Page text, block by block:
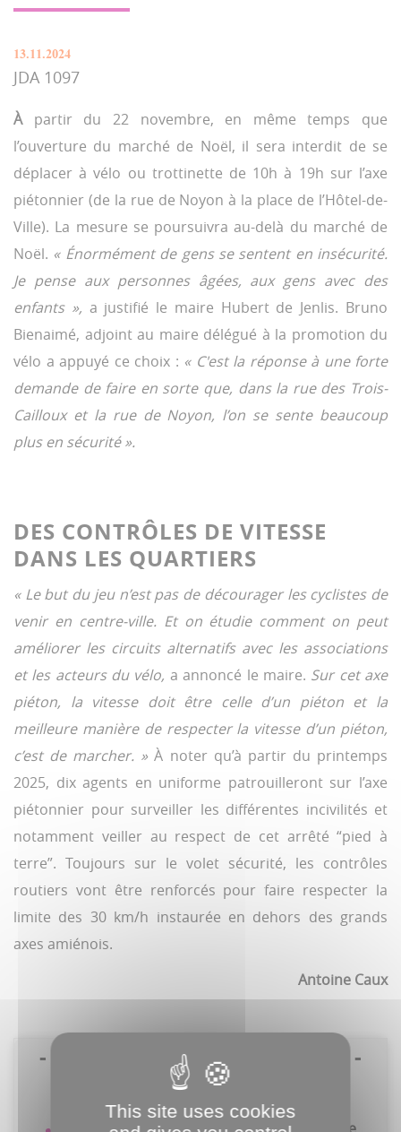
13.11.2024
JDA 1097
Àpartir du 22 novembre, en même temps que
l’ouverture du marché de Noël, il sera interdit de se
déplacer à vélo ou trottinette de 10h à 19h sur l’axe
piétonnier (de la rue de Noyon à la place de l’Hôtel-de-
Ville). La mesure se poursuivra au-delà du marché de
Noël. « Énormément de gens se sentent en insécurité.
Je pense aux personnes âgées, aux gens avec des
enfants », a justifié le maire Hubert de Jenlis. Bruno
Bienaimé, adjoint au maire délégué à la promotion du
vélo a appuyé ce choix : « C'est la réponse à une forte
demande de faire en sorte que, dans la rue des Trois-
Cailloux et la rue de Noyon, l’on se sente beaucoup
plus en sécurité ».
DES CONTRÔLES DE VITESSE
DANS LES QUARTIERS
« Le but du jeu n’est pas de décourager les cyclistes de
venir en centre-ville. Et on étudie comment on peut
améliorer les circuits alternatifs avec les associations
et les acteurs du vélo, a annoncé le maire. Sur cet axe
piéton, la vitesse doit être celle d’un piéton et la
meilleure manière de respecter la vitesse d’un piéton,
c’est de marcher. »À noter qu’à partir du printemps
2025, dix agents en uniforme patrouilleront sur l’axe
piétonnier pour surveiller les différentes incivilités et
notamment veiller au respect de cet arrêté “pied à
terre”. Toujours sur le volet sécurité, les contrôles
routiers vont être renforcés pour faire respecter la
limite des 30 km/h instaurée en dehors des grands
axes amiénois.
Antoine Caux
- AUSSI À L’ORDRE DU JOUR -
This site uses cookies